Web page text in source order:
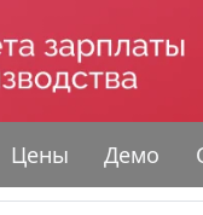
Цены Демо